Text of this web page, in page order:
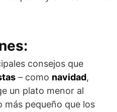
consejos que
– como navidad,
un plato menor al
pequeño que los